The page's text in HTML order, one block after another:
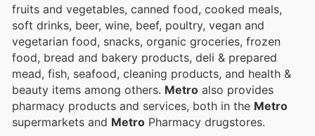
souvent des offres exclusives et des promotions
attrayantes.
fruits and vegetables, canned food, cooked meals,
soft drinks, beer, wine, beef, poultry, vegan and
vegetarian food, snacks, organic groceries, frozen
food, bread and bakery products, deli & prepared
mead, fish, seafood, cleaning products, and health &
beauty items among others. Metro also provides
pharmacy products and services, both in the Metro
supermarkets and Metro Pharmacy drugstores.